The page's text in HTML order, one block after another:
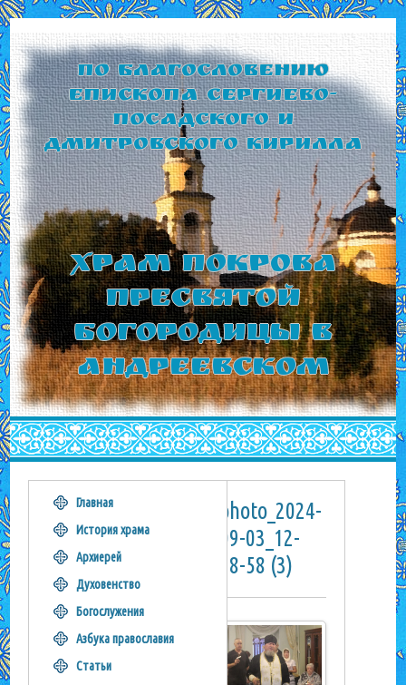
По благословению
Епископа Сергиево-
Посадского и
Дмитровского Кирилла
Храм Покрова
Пресвятой
Богородицы в
Андреевском
photo_2024-
09-03_12-
28-58 (3)
Главная
История храма
Архиерей
Духовенство
Богослужения
Азбука православия
Статьи